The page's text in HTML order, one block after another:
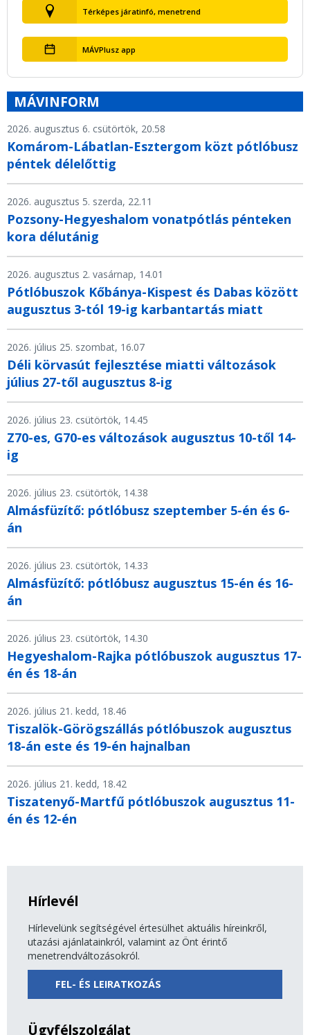
Térképes járatinfó, menetrend
MÁVPlusz app
MÁVINFORM
2026. augusztus 6. csütörtök, 20.58
Komárom-Lábatlan-Esztergom közt pótlóbusz
péntek délelőttig
2026. augusztus 5. szerda, 22.11
Pozsony-Hegyeshalom vonatpótlás pénteken
kora délutánig
2026. augusztus 2. vasárnap, 14.01
Pótlóbuszok Kőbánya-Kispest és Dabas között
augusztus 3-tól 19-ig karbantartás miatt
2026. július 25. szombat, 16.07
Déli körvasút fejlesztése miatti változások
július 27-től augusztus 8-ig
2026. július 23. csütörtök, 14.45
Z70-es, G70-es változások augusztus 10-től 14-
ig
2026. július 23. csütörtök, 14.38
Almásfüzítő: pótlóbusz szeptember 5-én és 6-
án
2026. július 23. csütörtök, 14.33
Almásfüzítő: pótlóbusz augusztus 15-én és 16-
án
2026. július 23. csütörtök, 14.30
Hegyeshalom-Rajka pótlóbuszok augusztus 17-
én és 18-án
2026. július 21. kedd, 18.46
Tiszalök-Görögszállás pótlóbuszok augusztus
18-án este és 19-én hajnalban
2026. július 21. kedd, 18.42
Tiszatenyő-Martfű pótlóbuszok augusztus 11-
én és 12-én
Hírlevél
Hírlevelünk segítségével értesülhet aktuális híreinkről,
utazási ajánlatainkról, valamint az Önt érintő
menetrendváltozásokról.
FEL- ÉS LEIRATKOZÁS
Ügyfélszolgálat